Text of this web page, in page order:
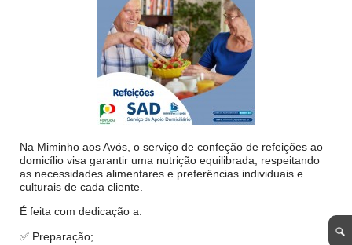
Na Miminho aos Avós, o serviço de confeção de refeições ao
domicílio visa garantir uma nutrição equilibrada, respeitando
as necessidades alimentares e preferências individuais e
culturais de cada cliente.
É feita com dedicação a:
✅ Preparação;